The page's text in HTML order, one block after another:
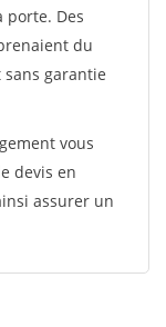
porte. Des
du
garantie
vous
devis en
assurer un